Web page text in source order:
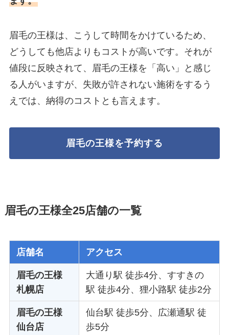
眉毛の王様は、こうして時間をかけているため、
どうしても他店よりもコストが高いです。それが
値段に反映されて、眉毛の王様を「高い」と感じ
る人がいますが、失敗が許されない施術をするう
えでは、納得のコストとも言えます。
眉毛の王様を予約する
眉毛の王様全25店舗の一覧
店舗名 アクセス
眉毛の王様
札幌店
大通り駅 徒歩4分、すすきの
駅 徒歩4分、狸小路駅 徒歩2分
眉毛の王様
仙台店
仙台駅 徒歩5分、広瀬通駅 徒
歩5分